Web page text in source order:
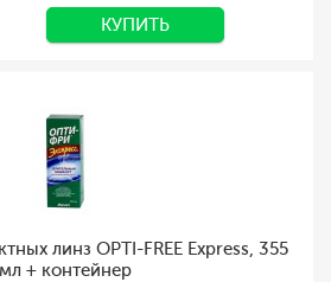
КУПИТЬ
линз OPTI-FREE Express, 355
мл + контейнер